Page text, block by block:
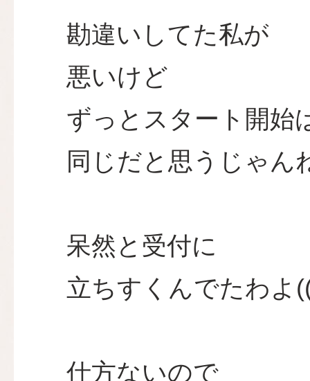
勘違いしてた私が
悪いけど
ずっとスタート開始
同じだと思うじゃん
呆然と受付に
立ちすくんでたわよ
仕方ないので